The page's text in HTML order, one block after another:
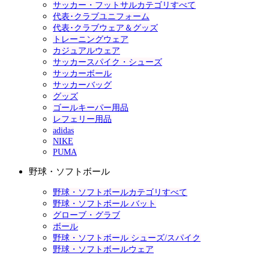
サッカー・フットサルカテゴリすべて
代表･クラブユニフォーム
代表･クラブウェア＆グッズ
トレーニングウェア
カジュアルウェア
サッカースパイク・シューズ
サッカーボール
サッカーバッグ
グッズ
ゴールキーパー用品
レフェリー用品
adidas
NIKE
PUMA
野球・ソフトボール
野球・ソフトボールカテゴリすべて
野球・ソフトボール バット
グローブ・グラブ
ボール
野球・ソフトボール シューズ/スパイク
野球・ソフトボールウェア